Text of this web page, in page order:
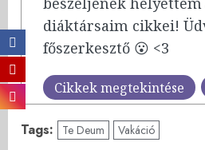
diáktársaim cikkei!
főszerkesztő 😮 <3
Cikkek megtekintése
Tags: Te Deum Vakáció